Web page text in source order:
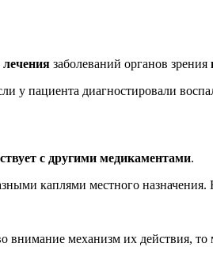
лечения заболеваний органов зрения
у пациента диагностировали
с другими медикаментами.
каплями местного
механизм их действия, то